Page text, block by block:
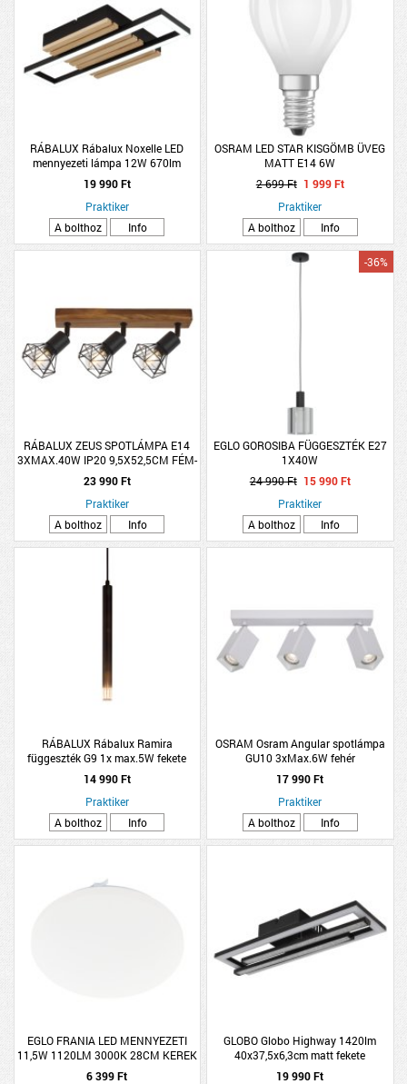
RÁBALUX Rábalux Noxelle LED
mennyezeti lámpa 12W 670lm
42,5cm fekete, tölgy
19 990 Ft
Praktiker
A bolthoz
Info
OSRAM LED STAR KISGÖMB ÜVEG
MATT E14 6W
2 699 Ft 1 999 Ft
Praktiker
A bolthoz
Info
RÁBALUX ZEUS SPOTLÁMPA E14
3XMAX.40W IP20 9,5X52,5CM FÉM-
FA FEKETE-TÖLGY
23 990 Ft
Praktiker
A bolthoz
Info
EGLO GOROSIBA FÜGGESZTÉK E27
1X40W
-36%
24 990 Ft 15 990 Ft
Praktiker
A bolthoz
Info
RÁBALUX Rábalux Ramira
függeszték G9 1x max.5W fekete
14 990 Ft
Praktiker
A bolthoz
Info
OSRAM Osram Angular spotlámpa
GU10 3xMax.6W fehér
17 990 Ft
Praktiker
A bolthoz
Info
EGLO FRANIA LED MENNYEZETI
11,5W 1120LM 3000K 28CM KEREK
6 399 Ft
GLOBO Globo Highway 1420lm
40x37,5x6,3cm matt fekete
mennyezeti LED lámpa
19 990 Ft